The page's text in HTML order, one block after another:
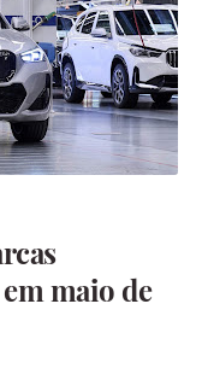
maio de